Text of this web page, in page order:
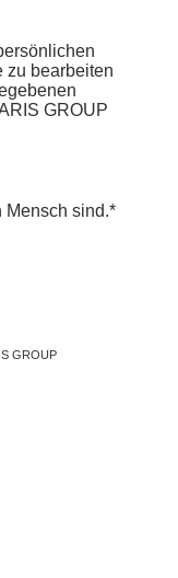
zu bearbeiten
GROUP
Mensch sind.*
GROUP